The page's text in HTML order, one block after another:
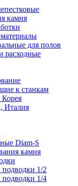
камня
для полов
расходные
к станкам
Италия
Diam-S
камня
1/2
1/4